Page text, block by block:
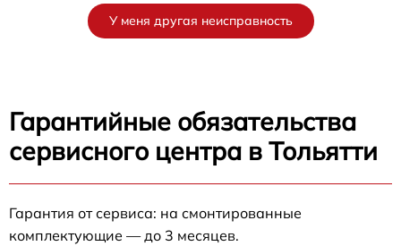
У меня другая неисправность
Гарантийные обязательства
сервисного центра в Тольятти
Гарантия от сервиса: на смонтированные
комплектующие — до 3 месяцев.